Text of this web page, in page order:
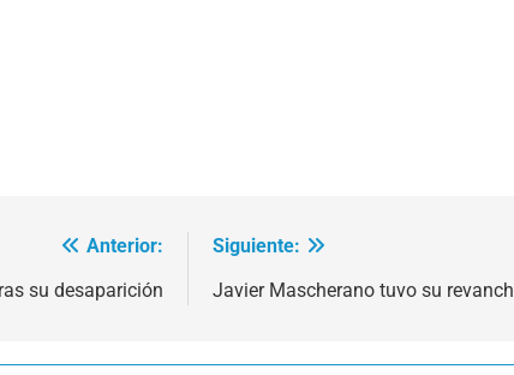
Anterior:
su desaparición
Siguiente:
Javier Mascherano tuvo su